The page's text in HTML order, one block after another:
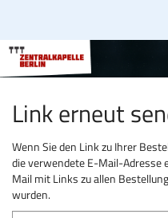
Inhalt
springen
Link erneut
Wenn Sie den Link zu Ihrer
die verwendete E-Mail-Adresse
Mail mit Links zu allen
wurden.